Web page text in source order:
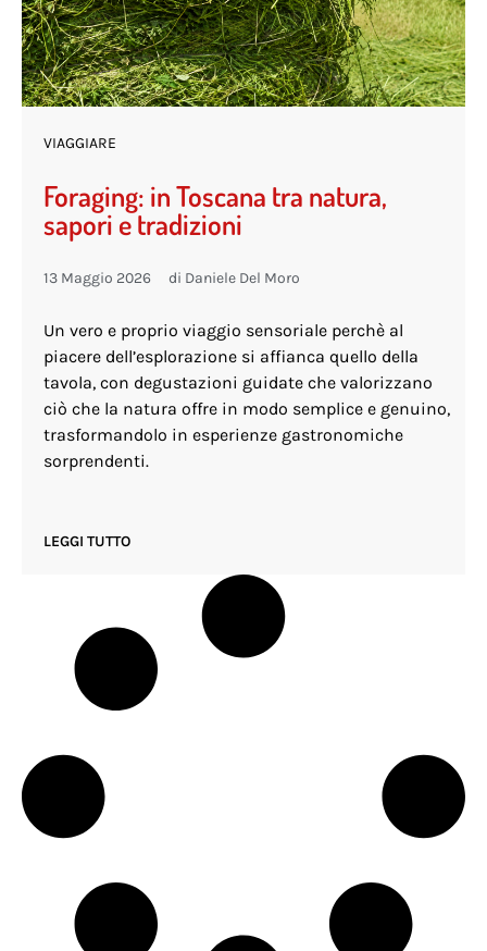
VIAGGIARE
Foraging: in Toscana tra natura,
sapori e tradizioni
13 Maggio 2026 di Daniele Del Moro
Un vero e proprio viaggio sensoriale perchè al
piacere dell’esplorazione si affianca quello della
tavola, con degustazioni guidate che valorizzano
ciò che la natura offre in modo semplice e genuino,
trasformandolo in esperienze gastronomiche
sorprendenti.
LEGGI TUTTO